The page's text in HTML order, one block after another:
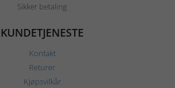
Sikker betaling
KUNDETJENESTE
Kontakt
Returer
Kjøpsvilkår